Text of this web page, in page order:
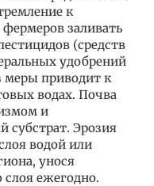
к
заливать
(средств
удобрений
меры приводит к
водах. Почва
и
субстрат. Эрозия
водой или
унося
ежегодно.